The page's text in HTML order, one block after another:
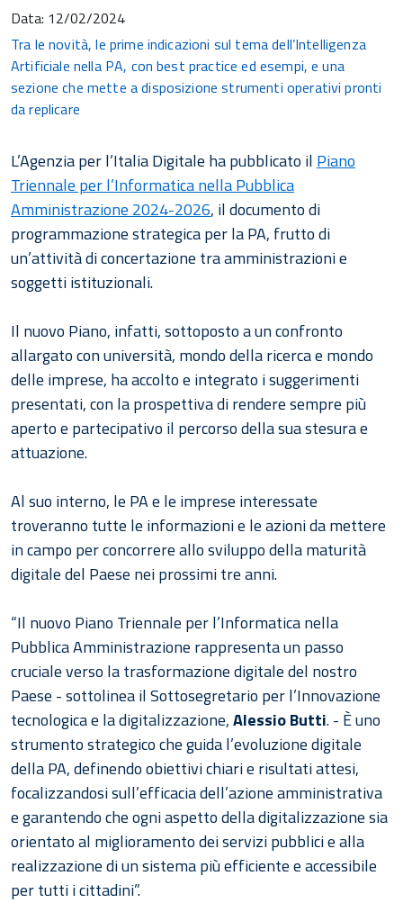
Data: 12/02/2024
Tra le novità, le prime indicazioni sul tema dell’Intelligenza
Artificiale nella PA, con best practice ed esempi, e una
sezione che mette a disposizione strumenti operativi pronti
da replicare
L’Agenzia per l’Italia Digitale ha pubblicato il Piano
Triennale per l’Informatica nella Pubblica
Amministrazione 2024-2026, il documento di
programmazione strategica per la PA, frutto di
un’attività di concertazione tra amministrazioni e
soggetti istituzionali.
Il nuovo Piano, infatti, sottoposto a un confronto
allargato con università, mondo della ricerca e mondo
delle imprese, ha accolto e integrato i suggerimenti
presentati, con la prospettiva di rendere sempre più
aperto e partecipativo il percorso della sua stesura e
attuazione.
Al suo interno, le PA e le imprese interessate
troveranno tutte le informazioni e le azioni da mettere
in campo per concorrere allo sviluppo della maturità
digitale del Paese nei prossimi tre anni.
“Il nuovo Piano Triennale per l’Informatica nella
Pubblica Amministrazione rappresenta un passo
cruciale verso la trasformazione digitale del nostro
Paese - sottolinea il Sottosegretario per l’Innovazione
tecnologica e la digitalizzazione,Alessio Butti. - È uno
strumento strategico che guida l’evoluzione digitale
della PA, definendo obiettivi chiari e risultati attesi,
focalizzandosi sull’efficacia dell’azione amministrativa
e garantendo che ogni aspetto della digitalizzazione sia
orientato al miglioramento dei servizi pubblici e alla
realizzazione di un sistema più efficiente e accessibile
per tutti i cittadini”.